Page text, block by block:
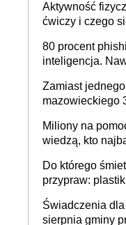
rozstrzygać
Aktywność
ćwiczy i czego
80 procent
inteligencja.
Zamiast
mazowieckiego
Europie nie ma
stołecznych
Miliony na
wiedzą, kto
Do którego
przypraw:
Świadczenia
sierpnia gminy